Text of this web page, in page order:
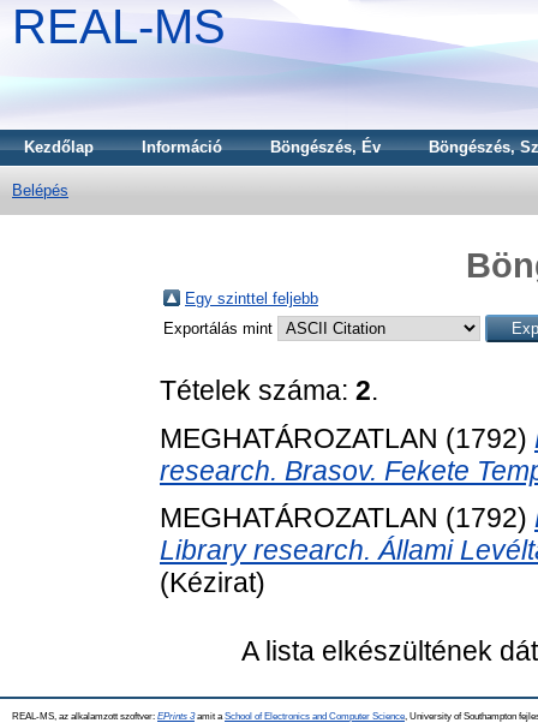
REAL-MS
Kezdőlap Információ Böngészés, Év Böngészés,
Belépés
Egy szinttel feljebb
Exportálás mint
Tételek száma: 2.
MEGHATÁROZATLAN (1792)
research. Brasov. Fekete
MEGHATÁROZATLAN (1792)
Library research. Állami
(Kézirat)
A lista elkészültének
REAL-MS, az alkalamzott szoftver: EPrints 3amit a School of Electronics and Computer Science , University of Southampton